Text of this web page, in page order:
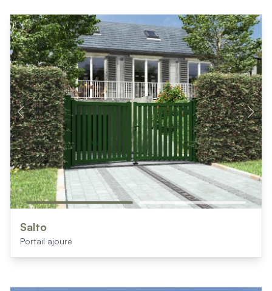
Accès Pro
Salto
Portail ajouré